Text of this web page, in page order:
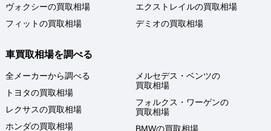
ヴォクシーの買取相場
フィットの買取相場
エクストレイルの買取相場
デミオの買取相場
車買取相場を調べる
全メーカーから調べる
トヨタの買取相場
レクサスの買取相場
ホンダの買取相場
メルセデス・ベンツの
買取相場
フォルクス・ワーゲンの
買取相場
BMWの買取相場